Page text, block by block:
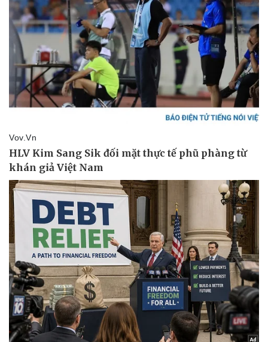
Doanh nghiệp
Thông tin doanh nghiệp
Doanh nghiệp 24h
Doanh nhân
Vì cộng đồng
Sành điệu
Tin Công nghệ
Chuyển đổi số